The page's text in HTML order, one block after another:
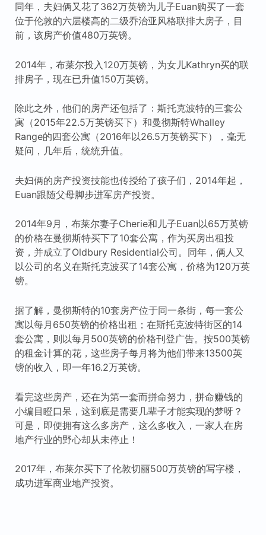
同年，夫妇俩又花了362万英镑为儿子Euan购买了一套
位于伦敦的六层楼高的二级乔治亚风格联排大房子，目
前，该房产价值480万英镑。
2014年，布莱尔投入120万英镑，为女儿Kathryn买的联
排房子，现在已升值150万英镑。
除此之外，他们的房产还包括了：斯托克波特的三套公
寓（2015年22.5万英镑买下）和曼彻斯特Whalley
Range的四套公寓（2016年以26.5万英镑买下），毫无
疑问，几年后，统统升值。
夫妇俩的房产投资技能也传授给了孩子们，2014年起，
Euan跟随父母脚步进军房产投资。
2014年9月，布莱尔妻子Cherie和儿子Euan以65万英镑
的价格在曼彻斯特买下了10套公寓，作为买房出租投
资，并成立了Oldbury Residential公司。同年，俩人又
以公司的名义在斯托克波买了14套公寓，价格为120万英
镑。
据了解，曼彻斯特的10套房产位于同一条街，每一套公
寓以每月650英镑的价格出租；在斯托克波特街区的14
套公寓，则以每月500英镑的价格刊登广告。按500英镑
的租金计算的花，这些房子每月将为他们带来13500英
镑的收入，即一年16.2万英镑。
看完这些房产，还在为第一套而拼命努力，拼命赚钱的
小编目瞪口呆，这到底是需要几辈子才能实现的梦呀？
可是，即便拥有这么多房产，这么多收入，一家人在房
地产行业的野心却从未停止！
2017年，布莱尔买下了伦敦切丽500万英镑的写字楼，
成功进军商业地产投资。